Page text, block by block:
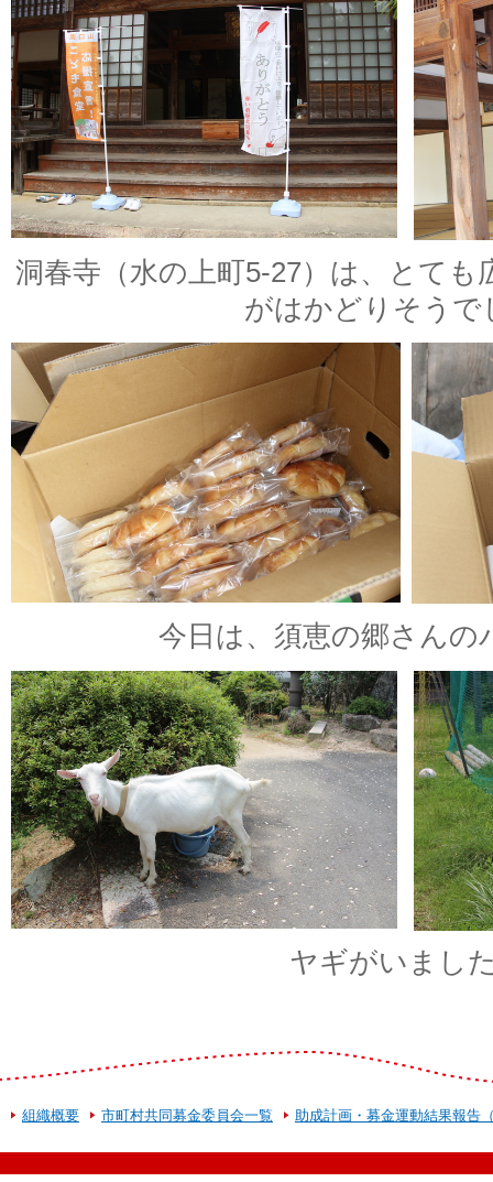
洞春寺（水の上町5-27）は、とても
がはかどりそうで
今日は、須恵の郷さんの
ヤギがいまし
組織概要 市町村共同募金委員会一覧 助成計画・募金運動結果報告